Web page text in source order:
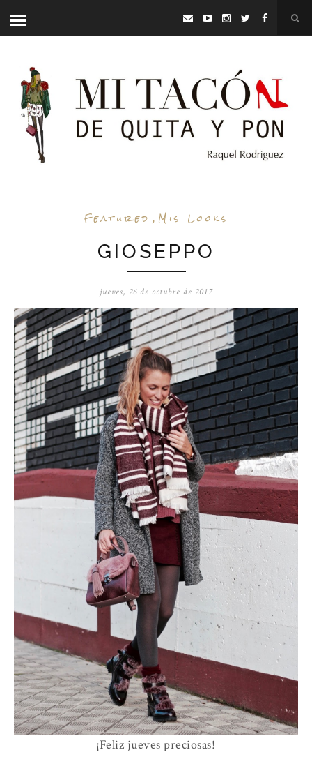
Featured , Mis Looks
GIOSEPPO
jueves, 26 de octubre de 2017
¡Feliz jueves preciosas!